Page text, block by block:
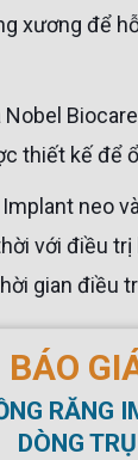
xương để
thiết kế để
Implant neo
với điều trị
gian điều
BÁO
DÒNG TRỤ